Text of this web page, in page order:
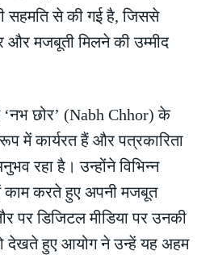
सहमति से की गई है, जिससे
और मजबूती मिलने की उम्मीद
‘नभ छोर’ (Nabh Chhor) के
में कार्यरत हैं और पत्रकारिता
रहा है। उन्होंने विभिन्न
काम करते हुए अपनी मजबूत
पर डिजिटल मीडिया पर उनकी
देखते हुए आयोग ने उन्हें यह अहम